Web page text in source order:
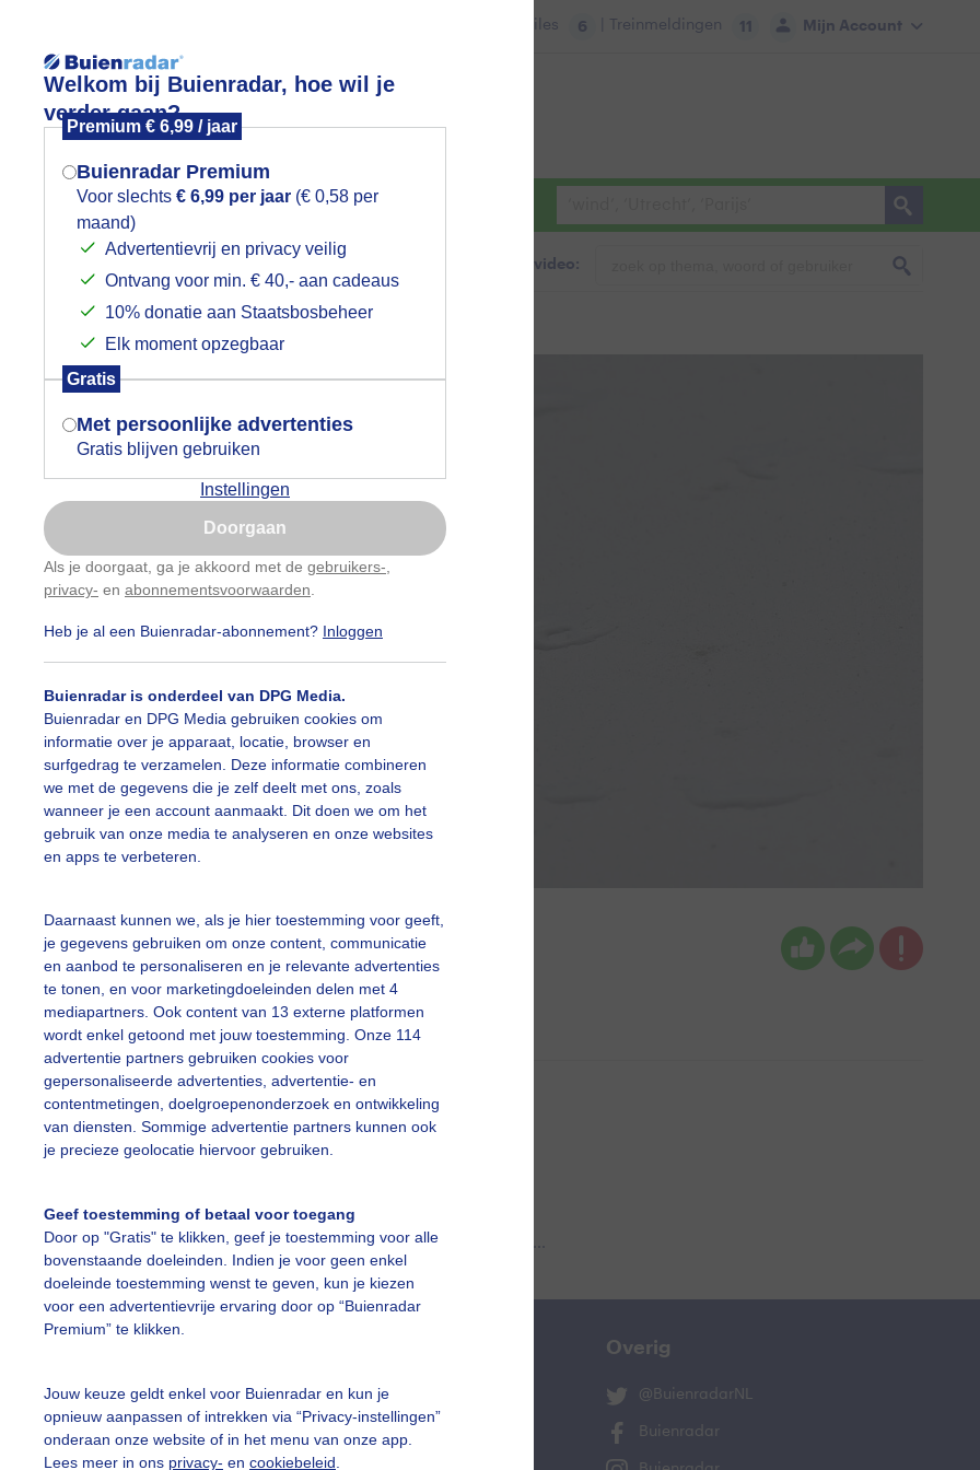
Welkom bij Buienradar, hoe wil je
verder gaan?
Premium € 6,99 / jaar
Buienradar Premium
Voor slechts € 6,99 per jaar (€ 0,58 per
maand)
Advertentievrij en privacy veilig
Ontvang voor min. € 40,- aan cadeaus
10% donatie aan Staatsbosbeheer
Elk moment opzegbaar
Gratis
Met persoonlijke advertenties
Gratis blijven gebruiken
Instellingen
Doorgaan
Als je doorgaat, ga je akkoord met de gebruikers-
privacy- en abonnementsvoorwaarden
Heb je al een Buienradar-abonnement? Inloggen
Buienradar is onderdeel van DPG Media.
Buienradar en DPG Media gebruiken cookies om
informatie over je apparaat, locatie, browser en
surfgedrag te verzamelen. Deze informatie combineren
we met de gegevens die je zelf deelt met ons, zoals
wanneer je een account aanmaakt. Dit doen we om het
gebruik van onze media te analyseren en onze websites
en apps te verbeteren.
Daarnaast kunnen we, als je hier toestemming voor geeft,
je gegevens gebruiken om onze content, communicatie
en aanbod te personaliseren en je relevante advertenties
te tonen, en voor marketingdoeleinden delen met 4
mediapartners. Ook content van 13 externe platformen
wordt enkel getoond met jouw toestemming. Onze 114
advertentie partners gebruiken cookies voor
gepersonaliseerde advertenties, advertentie- en
contentmetingen, doelgroepenonderzoek en ontwikkeling
van diensten. Sommige advertentie partners kunnen ook
je precieze geolocatie hiervoor gebruiken.
Geef toestemming of betaal voor toegang
Door op "Gratis" te klikken, geef je toestemming voor alle
bovenstaande doeleinden. Indien je voor geen enkel
doeleinde toestemming wenst te geven, kun je kiezen
voor een advertentievrije ervaring door op “Buienradar
Premium” te klikken.
Jouw keuze geldt enkel voor Buienradar en kun je
opnieuw aanpassen of intrekken via “Privacy-instellingen”
onderaan onze website of in het menu van onze app.
Lees meer in ons privacy- en cookiebeleid
Mijn Account
Files 6 | Treinmeldingen 11
Foto en video Weerzine
Zoeken in foto & video:
dikke druppels die snel verdampten.
Ria Luttikhold Gemaakt: 12-08-2025, 28x bekeken
Zomer
slideshow
Een moment geduld aub...
vragen
De Bilt
Overig
@BuienradarNL
Buienradar
Mogen we je locatie gebruiken voor
het weer?
Indien je hier nog geen akkoord op hebt
gegeven, verschijnt er zo een pop-up uit
je browser waarin deze toestemming
gevraagd wordt.
Is goed, toon de popup
Nu niet, misschien later
Gebruik je Safari en wil je niet elke dag deze pop-up
Klikhierom dit aan te passen